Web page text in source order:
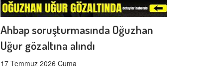
Ahbap soruşturmasında Oğuzhan
Uğur gözaltına alındı
17 Temmuz 2026 Cuma